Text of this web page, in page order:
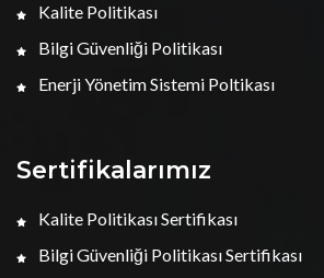
Kalite Politikası
Bilgi Güvenliği Politikası
Enerji Yönetim Sistemi Poltikası
Sertifikalarımız
Kalite Politikası Sertifikası
Bilgi Güvenliği Politikası Sertifikası